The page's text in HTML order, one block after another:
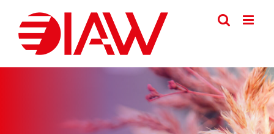
Inhalt
springen